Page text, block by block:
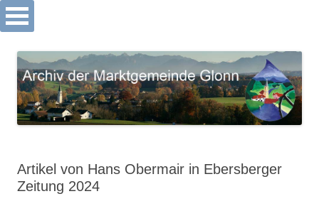
Archiv Markt Glonn
zum
Inhalt
Artikel von Hans Obermair in Ebersberger
Zeitung 2024